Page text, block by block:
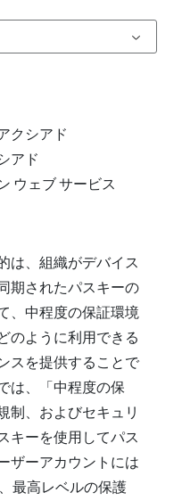
クシアド
アド
ウェブ サービス
は、組織がデバイス
期されたパスキーの
、中程度の保証環境
のように利用できる
スを提供することで
は、「中程度の保
制、およびセキュリ
キーを使用してパス
ザーアカウントには
最高レベルの保護